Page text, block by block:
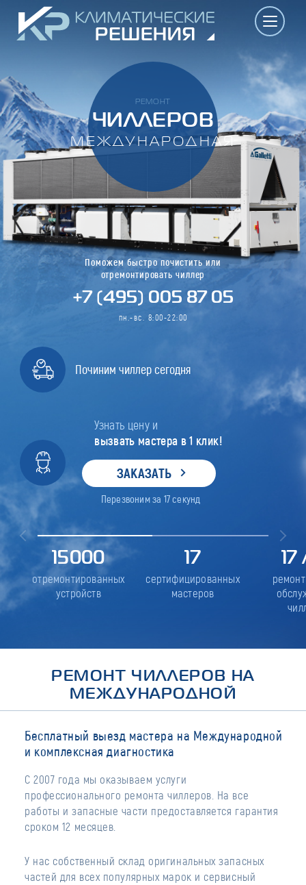
РЕМОНТ
ЧИЛЛЕРОВ
МЕЖДУНАРОДНАЯ
Поможем быстро почистить или
отремонтировать чиллер
+7 (495) 005 87 05
пн.-вс. 8:00-22:00
Починим чиллер сегодня
Узнать цену и
вызвать мастера в 1 клик!
ЗАКАЗАТЬ
Перезвоним за 17секунд
15000
отремонтированных
устройств
17
сертифицированных
мастеров
17
РЕМОНТ ЧИЛЛЕРОВ НА
МЕЖДУНАРОДНОЙ
Бесплатный выезд мастера на Международной
и комплексная диагностика
С 2007 года мы оказываем услуги
профессионального ремонта чиллеров. На все
работы и запасные части предоставляется гарантия
сроком 12 месяцев.
У нас собственный склад оригинальных запасных
частей для всех популярных марок и сервисный